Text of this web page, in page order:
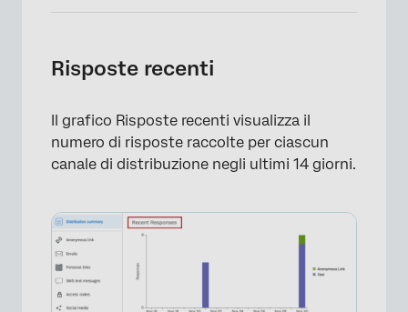
Risposte recenti
Il grafico Risposte recenti visualizza il
numero di risposte raccolte per ciascun
canale di distribuzione negli ultimi 14 giorni.